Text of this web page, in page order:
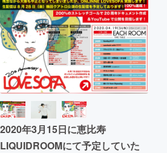
アート・写真
テクノロジー・ガジェット
映像・映画
ビジネス・起業
まちづくり・地域活性化
2020年3月15日に恵比寿
LIQUIDROOMにて予定していた